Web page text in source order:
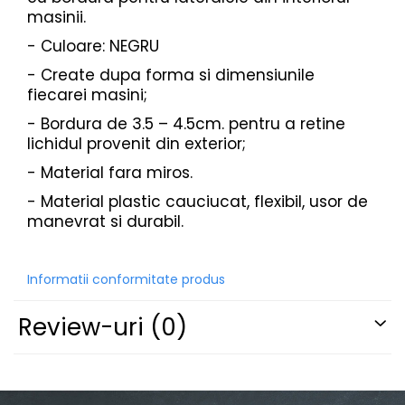
PARASOLARE
PAUL WALKER STICKER
PENTRU FETE
PRODUSE IN TRENDING
SETURI STICKERE
STICKERE CAPAC REZERVOR
STICKERE CU ANIMALE
STICKERE JDM
STICKERE PENTRU LATERALE
masinii.
- Culoare: NEGRU
- Create dupa forma si dimensiunile
fiecarei masini;
- Bordura de 3.5 – 4.5cm. pentru a retine
lichidul provenit din exterior;
- Material fara miros.
- Material plastic cauciucat, flexibil, usor de
manevrat si durabil.
Informatii conformitate produs
Review-uri (0)